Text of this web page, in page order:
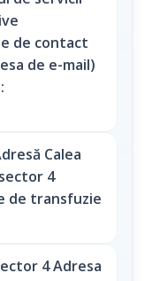
de contact
de e-mail)
Calea
4
de transfuzie
4 Adresa